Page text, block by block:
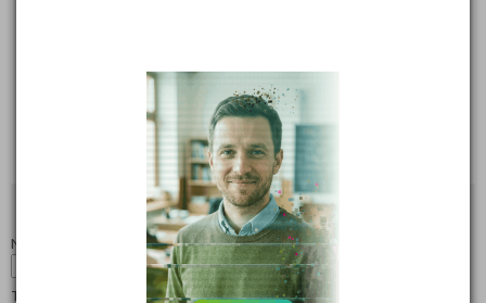
169 Kč
Objednat
Studijní programy/oboryNahoru
Název:
Typ: